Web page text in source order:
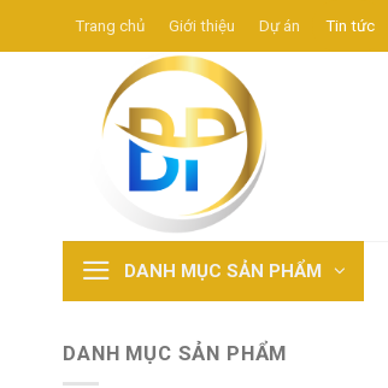
to
Trang chủ Giới thiệu Dự án Tin tức
DANH MỤC SẢN PHẨM
DANH MỤC SẢN PHẨM